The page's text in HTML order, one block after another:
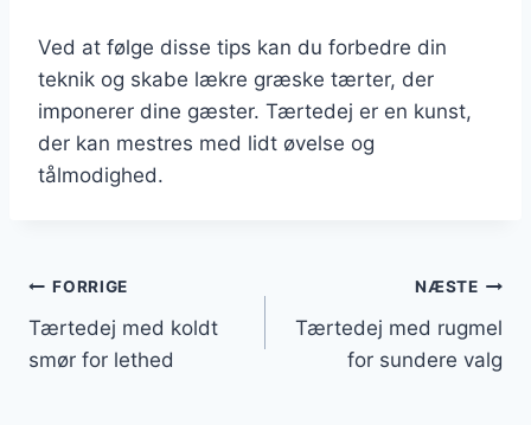
Ved at følge disse tips kan du forbedre din
teknik og skabe lækre græske tærter, der
imponerer dine gæster. Tærtedej er en kunst,
der kan mestres med lidt øvelse og
tålmodighed.
Indlægsnavigation
FORRIGE
Tærtedej med koldt
smør for lethed
NÆSTE
Tærtedej med rugmel
for sundere valg